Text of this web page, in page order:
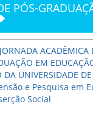
PÓS-
ACADÊMICA
EM
DA UNIVERSIDADE
e Pesquisa em
Social